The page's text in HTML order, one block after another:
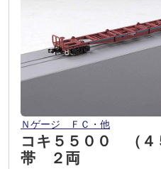
Ｎゲージ ＦＣ・他
コキ５５００ （
帯 ２両